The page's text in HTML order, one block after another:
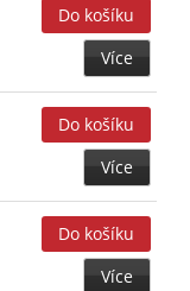
Více
Více
Více